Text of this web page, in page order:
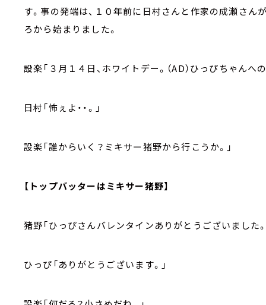
す。事の発端は、１０年前に日村さんと作家の成瀬さ
ろから始まりました。
設楽「３月１４日、ホワイトデー。（AD）ひっぴちゃんへ
日村「怖ぇよ・・。」
設楽「誰からいく？ミキサー猪野から行こうか。」
【トップバッターはミキサー猪野】
猪野「ひっぴさんバレンタインありがとうございました。
ひっぴ「ありがとうございます。」